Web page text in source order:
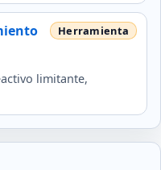
limitante,